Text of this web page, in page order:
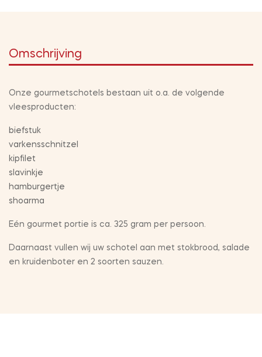
Omschrijving
Onze gourmetschotels bestaan uit o.a. de volgende
vleesproducten:
biefstuk
varkensschnitzel
kipfilet
slavinkje
hamburgertje
shoarma
Eén gourmet portie is ca. 325 gram per persoon.
Daarnaast vullen wij uw schotel aan met stokbrood, salade
en kruidenboter en 2 soorten sauzen.